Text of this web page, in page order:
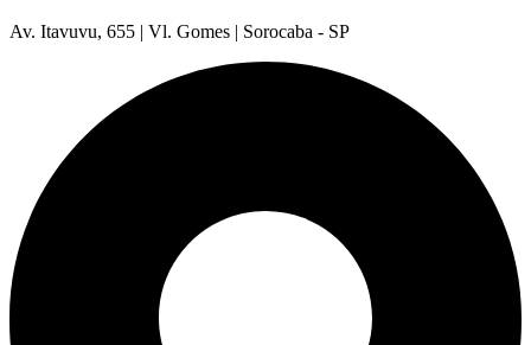
Av. Itavuvu, 655 | Vl. Gomes | Sorocaba - SP